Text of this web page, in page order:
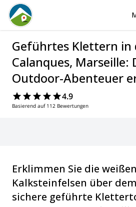
Geführtes Klettern in
Calanques, Marseille:
Outdoor-Abenteuer
4.9
Basierend auf 112 Bewertungen
Erklimmen Sie die weißen
Kalksteinfelsen über
sichere geführte